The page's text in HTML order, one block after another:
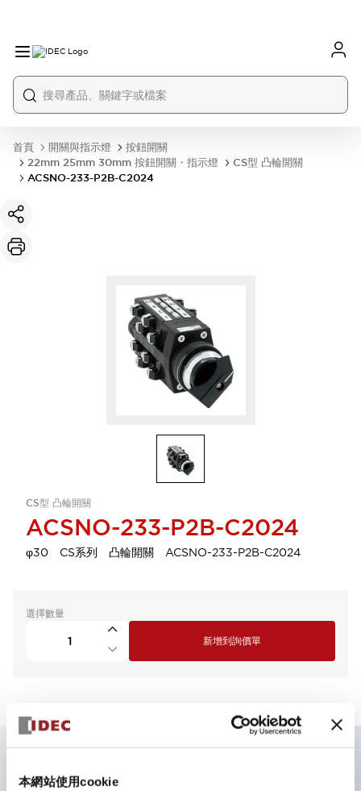
本網站使用cookie
首頁 開關與指示燈
按鈕開關
22mm 25mm 30mm 按鈕開關・指示燈
CS型 凸輪開關
ACSNO-233-P2B-C2024
CS型 凸輪開關
ACSNO-233-P2B-C2024
φ30 CS系列 凸輪開關 ACSNO-233-P2B-C2024
選擇數量
新增到詢價單
主要特點